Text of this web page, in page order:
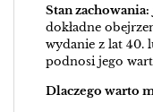
Stan zachowania:
dokładne
wydanie z lat 40.
podnosi jego
Dlaczego warto